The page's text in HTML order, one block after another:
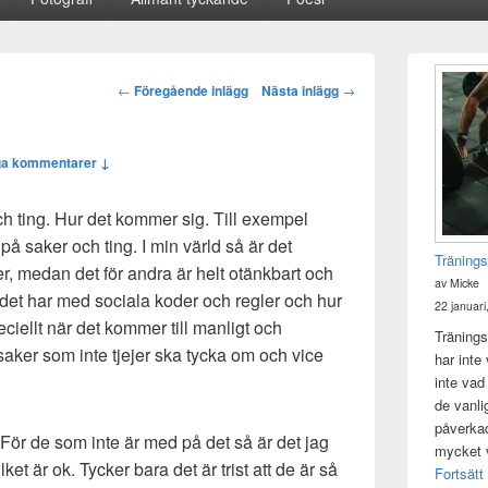
Post
← Föregående inlägg Nästa inlägg →
kommentarer ↓
ting. Hur det kommer sig. Till exempel
saker och ting. I min värld så är det
medan det för andra är helt otänkbart och
har med sociala koder och regler och hur
när det kommer till manligt och
som inte tjejer ska tycka om och vice
de som inte är med på det så är det jag
är ok. Tycker bara det är trist att de är så
Primära
sidofältet
Widget
område
av Micke
22
har inte
inte
de
mycket